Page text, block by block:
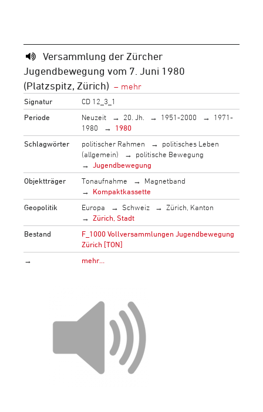
Versammlung der Zürcher
Jugendbewegung vom 7. Juni 1980
(Platzspitz, Zürich)
Signatur
CD 12_3_1
Periode
Neuzeit 20. Jh. 1951-2000
1971-
1980
1980
Schlagwörter
politischer Rahmen
politisches Leben
(allgemein)
politische Bewegung
Jugendbewegung
Objektträger
Tonaufnahme
Magnetband
Kompaktkassette
Geopolitik
Europa Schweiz
Zürich, Kanton
Zürich, Stadt
Bestand
F_1000 Vollversammlungen Jugendbewegung
Zürich [TON]
→
mehr…